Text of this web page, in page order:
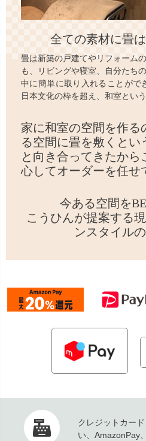
全ての素材に畳
畳は新築の戸建てやリフォーム
も、リビングや寝室、自分たち
中に簡単に取り入れることがで
日本文化の枠を超え、和室とい
家に和室の空間を作る
る空間に畳を敷くとい
と向き合ってきたから
心してオーダーを任せ
今ある空間を
こうひんが提案する
ンスタイルの
クレジットカー
い、AmazonPay